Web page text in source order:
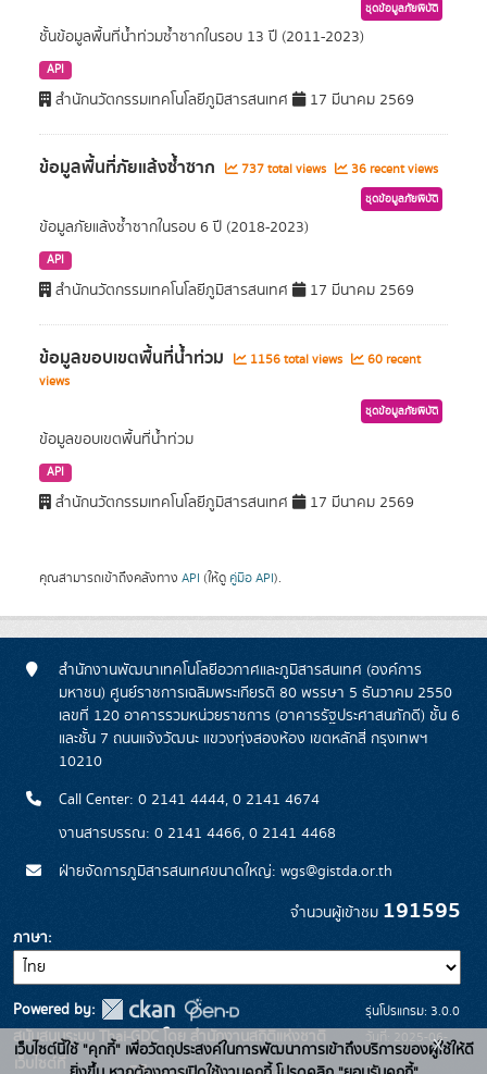
ชุดข้อมูลภัยพิบัติ
ชั้นข้อมูลพื้นที่น้ำท่วมซ้ำซากในรอบ 13 ปี (2011-2023)
API
สำนักนวัตกรรมเทคโนโลยีภูมิสารสนเทศ 17 มีนาคม 2569
ข้อมูลพื้นที่ภัยแล้งซ้ำซาก 737 total views 36 recent views
ชุดข้อมูลภัยพิบัติ
ข้อมูลภัยแล้งซ้ำซากในรอบ 6 ปี (2018-2023)
API
สำนักนวัตกรรมเทคโนโลยีภูมิสารสนเทศ 17 มีนาคม 2569
ข้อมูลขอบเขตพื้นที่น้ำท่วม 1156 total views
60 recent
views
ชุดข้อมูลภัยพิบัติ
ข้อมูลขอบเขตพื้นที่น้ำท่วม
API
สำนักนวัตกรรมเทคโนโลยีภูมิสารสนเทศ 17 มีนาคม 2569
คุณสามารถเข้าถึงคลังทาง API (ให้ดู คู่มือ API).
สำนักงานพัฒนาเทคโนโลยีอวกาศและภูมิสารสนเทศ (องค์การ
มหาชน) ศูนย์ราชการเฉลิมพระเกียรติ 80 พรรษา 5 ธันวาคม 2550
เลขที่ 120 อาคารรวมหน่วยราชการ (อาคารรัฐประศาสนภักดี) ชั้น 6
และชั้น 7 ถนนแจ้งวัฒนะ แขวงทุ่งสองห้อง เขตหลักสี่ กรุงเทพฯ
10210
Call Center: 0 2141 4444, 0 2141 4674
งานสารบรรณ: 0 2141 4466, 0 2141 4468
ฝ่ายจัดการภูมิสารสนเทศขนาดใหญ่: wgs@gistda.or.th
จำนวนผู้เข้าชม 191595
ภาษา
Powered by:
สนับสนุนระบบ Thai-GDC โดย สำนักงานสถิติแห่งชาติ
เว็บไซต์ที่
รุ่นโปรแกรม: 3.0.0
วันที่: 2025-06-
เว็บไซต์นี้ใช้ "คุกกี้" เพื่อวัตถุประสงค์ในการพัฒนาการเข้าถึงบริการของผู้ใช้ให้ดี
x